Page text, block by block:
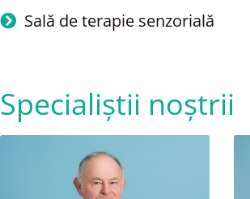
Sală de terapie senzorială
Specialiștii noștrii
Instagram